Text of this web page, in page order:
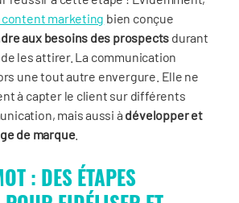
marketing bien conçue
aux besoins des prospects durant
de les attirer. La communication
une tout autre envergure. Elle ne
à capter le client sur différents
mais aussi à développer et
de marque.
: DES ÉTAPES